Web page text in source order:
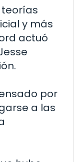
y más
actuó
por
a las